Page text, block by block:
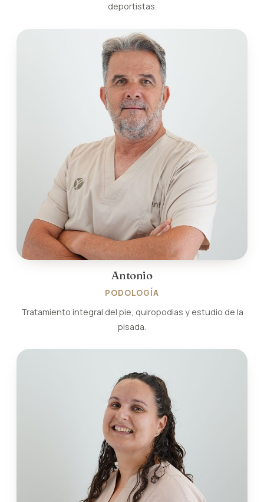
deportistas.
Antonio
PODOLOGÍA
Tratamiento integral del pie, quiropodias y estudio de la
pisada.